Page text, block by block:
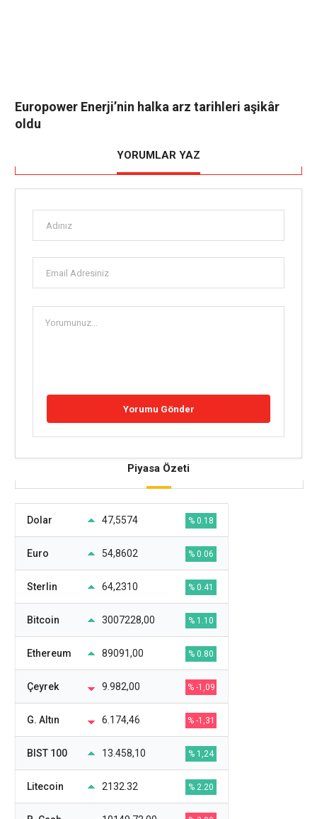
Europower Enerji’nin halka arz tarihleri aşikâr
oldu
YORUMLAR YAZ
Piyasa Özeti
Dolar 47,5574 % 0.18
Euro 54,8602 % 0.06
Sterlin 64,2310 % 0.41
Bitcoin 3007228,00 % 1.10
Ethereum 89091,00 % 0.80
Çeyrek 9.982,00 % -1,09
G. Altın 6.174,46 % -1,31
BIST 100 13.458,10 % 1,24
Litecoin 2132.32 % 2.20